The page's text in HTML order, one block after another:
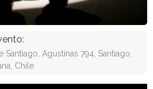
Agustinas 794, Santiago,
Chile